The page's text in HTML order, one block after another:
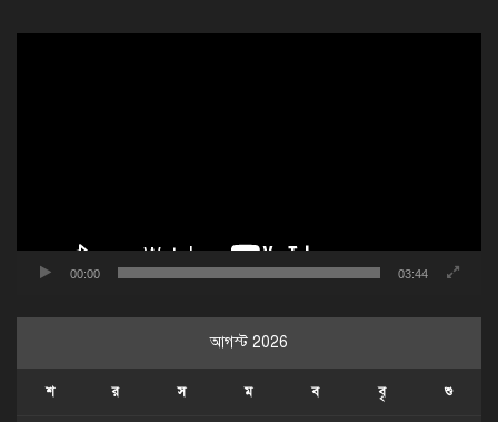
00:00 03:44
আগস্ট 2026
শ র স ম ব বৃ শু